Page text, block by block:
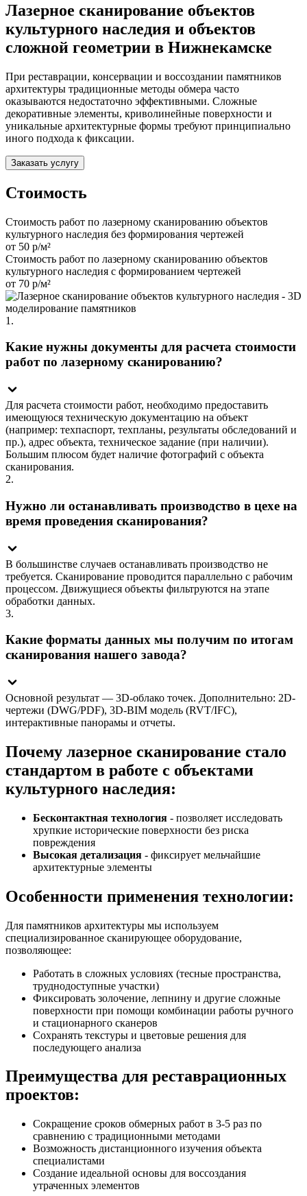
Лазерное сканирование объектов
культурного наследия и объектов
сложной геометрии в Нижнекамске
При реставрации, консервации и воссоздании памятников
архитектуры традиционные методы обмера часто
оказываются недостаточно эффективными. Сложные
декоративные элементы, криволинейные поверхности и
уникальные архитектурные формы требуют принципиально
иного подхода к фиксации.
Заказать услугу
Стоимость
Стоимость работ по лазерному сканированию объектов
культурного наследия без формирования чертежей
от 50 р/м²
Стоимость работ по лазерному сканированию объектов
культурного наследия с формированием чертежей
от 70 р/м²
1.
Какие нужны документы для расчета стоимости
работ по лазерному сканированию?
Для расчета стоимости работ, необходимо предоставить
имеющуюся техническую документацию на объект
(например: техпаспорт, техпланы, результаты обследований и
пр.), адрес объекта, техническое задание (при наличии).
Большим плюсом будет наличие фотографий с объекта
сканирования.
2.
Нужно ли останавливать производство в цехе на
время проведения сканирования?
В большинстве случаев останавливать производство не
требуется. Сканирование проводится параллельно с рабочим
процессом. Движущиеся объекты фильтруются на этапе
обработки данных.
3.
Какие форматы данных мы получим по итогам
сканирования нашего завода?
Основной результат — 3D-облако точек. Дополнительно: 2D-
чертежи (DWG/PDF), 3D-BIM модель (RVT/IFC),
интерактивные панорамы и отчеты.
Почему лазерное сканирование стало
стандартом в работе с объектами
культурного наследия:
Бесконтактная технология - позволяет исследовать
хрупкие исторические поверхности без риска
повреждения
Высокая детализация - фиксирует мельчайшие
архитектурные элементы
Особенности применения технологии:
Для памятников архитектуры мы используем
специализированное сканирующее оборудование,
позволяющее:
Работать в сложных условиях (тесные пространства,
труднодоступные участки)
Фиксировать золочение, лепнину и другие сложные
поверхности при помощи комбинации работы ручного
и стационарного сканеров
Сохранять текстуры и цветовые решения для
последующего анализа
Преимущества для реставрационных
проектов:
Сокращение сроков обмерных работ в 3-5 раз по
сравнению с традиционными методами
Возможность дистанционного изучения объекта
специалистами
Создание идеальной основы для воссоздания
утраченных элементов